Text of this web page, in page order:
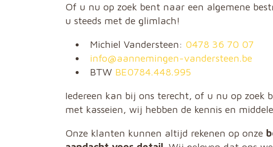
Of u nu op zoek bent naar een algemene
u steeds met de glimlach!
Michiel Vandersteen: 0478 36 70 07
info@aannemingen-vandersteen.be
BTW BE0784.448.995
Iedereen kan bij ons terecht, of u nu op
met kasseien, wij hebben de kennis en
Onze klanten kunnen altijd rekenen op onze